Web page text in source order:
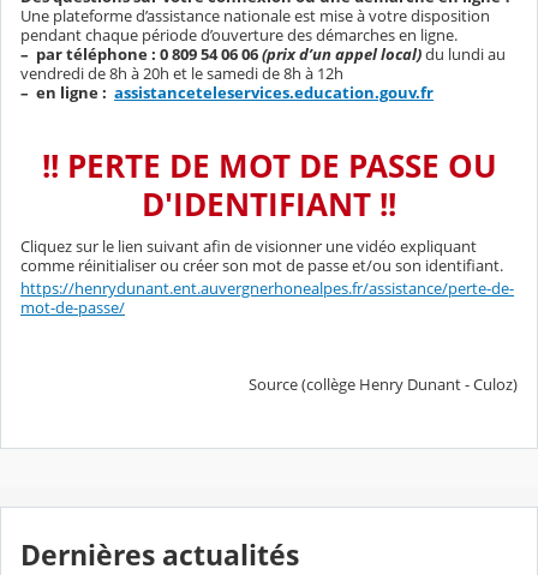
Une plateforme d’assistance nationale est mise à votre disposition
pendant chaque période d’ouverture des démarches en ligne.
– par téléphone : 0 809 54 06 06(prix d’un appel local)du lundi au
vendredi de 8h à 20h et le samedi de 8h à 12h
– en ligne : assistanceteleservices.education.gouv.fr
!! PERTE DE MOT DE PASSE OU
D'IDENTIFIANT !!
Cliquez sur le lien suivant afin de visionner une vidéo expliquant
comme réinitialiser ou créer son mot de passe et/ou son identifiant.
https://henrydunant.ent.auvergnerhonealpes.fr/assistance/perte-de-
mot-de-passe/
Source (collège Henry Dunant - Culoz)
Dernières actualités